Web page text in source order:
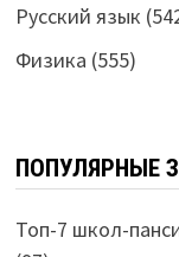
Русский язык
Физика (555)
ПОПУЛЯРНЫЕ
Топ-7 школ-